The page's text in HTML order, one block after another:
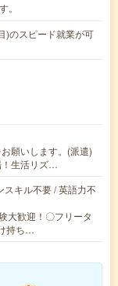
。
)のスピード就業が可
願いします。(派遣)
！生活リズ…
スキル不要 / 英語力不
大歓迎！〇フリータ
持ち…